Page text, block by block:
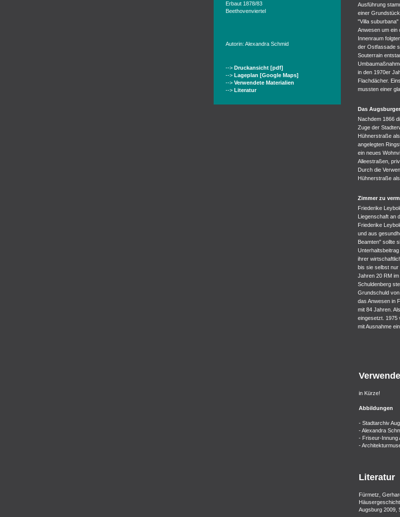
Erbaut 1878/83
Beethovenviertel
Autorin: Alexandra Schmid
--> Druckansicht [pdf]
--> Lageplan [Google Maps]
--> Verwendete Materialien
--> Literatur
Ausführung
einer
"Villa
Anwesen um ein
Innenraum
der Ostfassade
Souterrain
in den 1970er
Flachdächer.
mussten einer
Das
Nachdem 1866
Zuge der
Hühnerstraße
angelegten
ein neues
Alleestraßen,
Durch die
Hühnerstraße
Zimmer zu
Friederike
Liegenschaft an
Friederike
und aus
Beamten" sollte
ihrer
bis sie selbst nur
Jahren 20 RM
Schuldenberg
Grundschuld
das Anwesen in
mit 84 Jahren.
eingesetzt. 1975
mit Ausnahme
in Kürze!
Abbildungen
- Stadtarchiv
- Alexandra
- Friseur-Innung
-
Literatur
Fürmetz,
Augsburg 2009,